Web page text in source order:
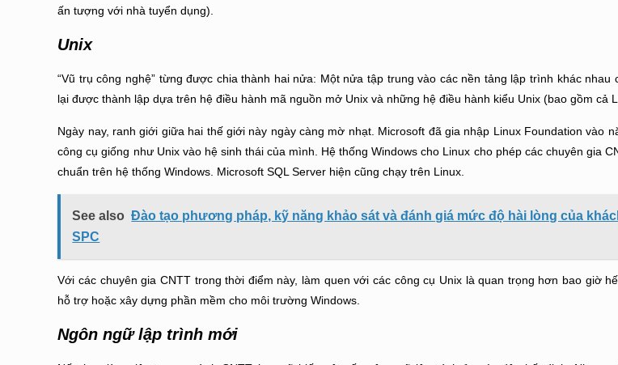
ấn tượng với nhà tuyển dụng).
Unix
“Vũ trụ công nghệ” từng được chia thành hai nửa: Một nửa tập trung vào các nền tảng lập trình khác nhau
lại được thành lập dựa trên hệ điều hành mã nguồn mở Unix và những hệ điều hành kiểu Unix (bao gồm cả
Ngày nay, ranh giới giữa hai thế giới này ngày càng mờ nhạt. Microsoft đã gia nhập Linux Foundation vào
công cụ giống như Unix vào hệ sinh thái của mình. Hệ thống Windows cho Linux cho phép các chuyên gia
chuẩn trên hệ thống Windows. Microsoft SQL Server hiện cũng chạy trên Linux.
See also Đào tạo phương pháp, kỹ năng khảo sát và đánh giá mức độ hài lòng của
SPC
Với các chuyên gia CNTT trong thời điểm này, làm quen với các công cụ Unix là quan trọng hơn bao giờ
hỗ trợ hoặc xây dựng phần mềm cho môi trường Windows.
Ngôn ngữ lập trình mới